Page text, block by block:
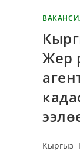
Жер
Кыргыз